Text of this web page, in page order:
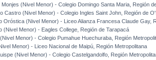
Monjes (Nivel Menor) - Colegio Domingo Santa Maria, Región
Castro (Nivel Menor) - Colegio Ingles Saint John, Región de
Oróstica (Nivel Menor) - Liceo Alianza Francesa Claude Gay,
(Nivel Menor) - Eagles College, Región de Tarapacá
Menor) - Colegio Pumahue Huechuraba, Región
Menor) - Liceo Nacional de Maipú, Región Metropolitana
(Nivel Menor) - Colegio Castelgandolfo, Región